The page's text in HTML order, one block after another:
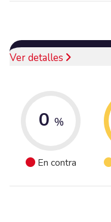
Ver detalles
0 %
En contra